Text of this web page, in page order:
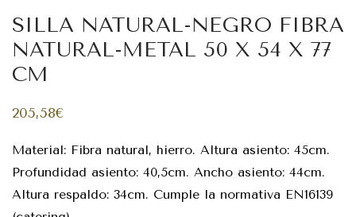
SILLA NATURAL-NEGRO FIBRA
NATURAL-METAL 50 X 54 X 77
CM
205,58€
Material: Fibra natural, hierro. Altura asiento: 45cm.
Profundidad asiento: 40,5cm. Ancho asiento: 44cm.
Altura respaldo: 34cm. Cumple la normativa EN16139